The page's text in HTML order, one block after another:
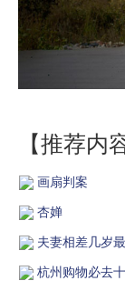
【推荐内
画扇判案
杏婵
夫妻相差几岁
杭州购物必去